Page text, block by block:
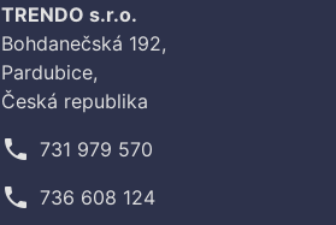
TRENDO s.r.o.
Bohdanečská 192,
Pardubice,
Česká republika
phone 731 979 570
phone 736 608 124